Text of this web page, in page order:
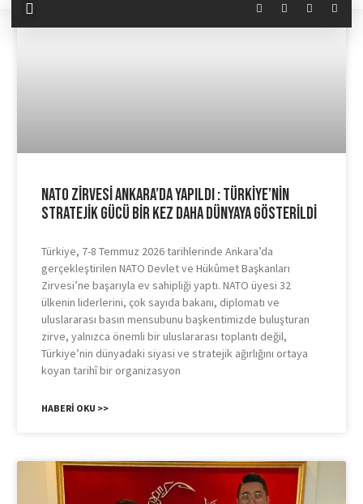
NATO Zirvesi Ankara’da Yapıldı : Türkiye’nin
Stratejik Gücü Bir Kez Daha Dünyaya Gösterildi
Türkiye, 7-8 Temmuz 2026 tarihlerinde Ankara’da
gerçekleştirilen NATO Devlet ve Hükûmet Başkanları
Zirvesi’ne başarıyla ev sahipliği yaptı. NATO üyesi 32
ülkenin liderlerini, çok sayıda bakanı, diplomatı ve
uluslararası basın mensubunu başkentimizde buluşturan
zirve, yalnızca önemli bir uluslararası toplantı değil,
Türkiye’nin dünyadaki siyasi ve stratejik ağırlığını ortaya
koyan tarihî bir organizasyon
HABERI OKU >>